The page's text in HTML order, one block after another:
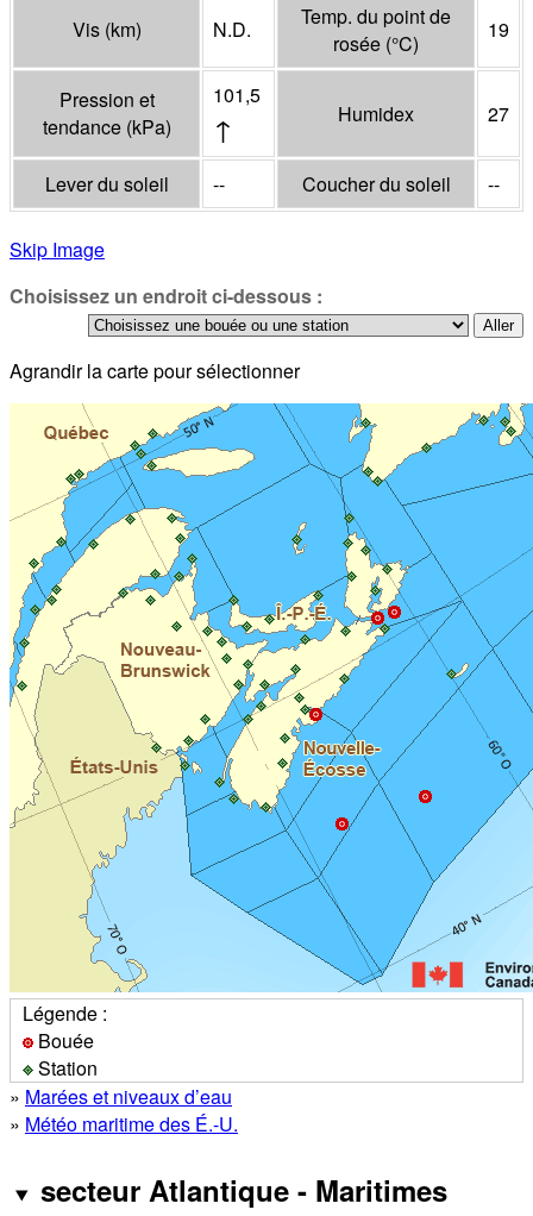
Vis (km) N.D.
Temp. du point de
rosée (°C)
19
Pression et
tendance (kPa)
101,5
↑ Humidex 27
Lever du soleil -- Coucher du soleil --
Skip Image
Choisissez un endroit ci-dessous :
Agrandir la carte pour sélectionner
Légende :
Bouée
Station
» Marées et niveaux d’eau
» Météo maritime des É.-U.
secteur Atlantique - Maritimes